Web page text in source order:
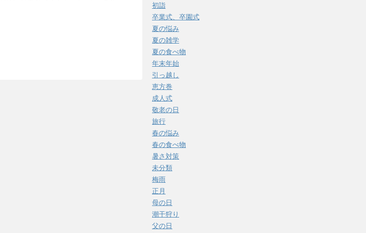
初詣
卒業式、卒園式
夏の悩み
夏の雑学
夏の食べ物
年末年始
引っ越し
恵方巻
成人式
敬老の日
旅行
春の悩み
春の食べ物
暑さ対策
未分類
梅雨
正月
母の日
潮干狩り
父の日